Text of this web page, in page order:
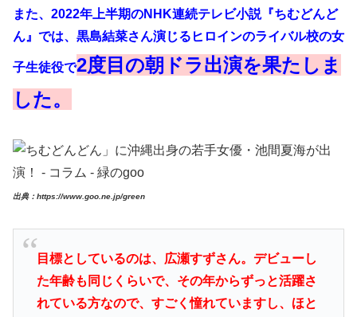
また、2022年上半期のNHK連続テレビ小説『ちむどんど
ん』では、黒島結菜さん演じるヒロインのライバル校の女
子生徒役で2度目の朝ドラ出演を果たしま
した。
出典：https://www.goo.ne.jp/green
目標としているのは、広瀬すずさん。デビューし
た年齢も同じくらいで、その年からずっと活躍さ
れている方なので、すごく憧れていますし、ほと